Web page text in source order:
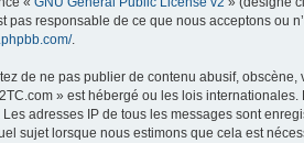
pas responsable de ce que nous acceptons ou
.
de ne pas publier de contenu abusif,
» est hébergé ou les lois
adresses IP de tous les messages sont
sujet lorsque nous estimons que cela est